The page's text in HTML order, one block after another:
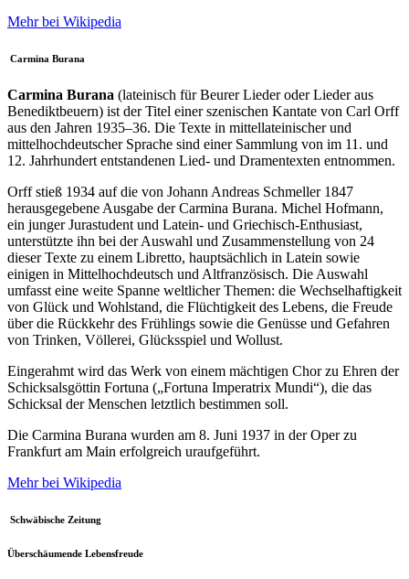
Mehr bei Wikipedia
Carmina Burana
Carmina Burana (lateinisch für Beurer Lieder oder Lieder aus
Benediktbeuern) ist der Titel einer szenischen Kantate von Carl Orff
aus den Jahren 1935–36. Die Texte in mittellateinischer und
mittelhochdeutscher Sprache sind einer Sammlung von im 11. und
12. Jahrhundert entstandenen Lied- und Dramentexten entnommen.
Orff stieß 1934 auf die von Johann Andreas Schmeller 1847
herausgegebene Ausgabe der Carmina Burana. Michel Hofmann,
ein junger Jurastudent und Latein- und Griechisch-Enthusiast,
unterstützte ihn bei der Auswahl und Zusammenstellung von 24
dieser Texte zu einem Libretto, hauptsächlich in Latein sowie
einigen in Mittelhochdeutsch und Altfranzösisch. Die Auswahl
umfasst eine weite Spanne weltlicher Themen: die Wechselhaftigkeit
von Glück und Wohlstand, die Flüchtigkeit des Lebens, die Freude
über die Rückkehr des Frühlings sowie die Genüsse und Gefahren
von Trinken, Völlerei, Glücksspiel und Wollust.
Eingerahmt wird das Werk von einem mächtigen Chor zu Ehren der
Schicksalsgöttin Fortuna („Fortuna Imperatrix Mundi“), die das
Schicksal der Menschen letztlich bestimmen soll.
Die Carmina Burana wurden am 8. Juni 1937 in der Oper zu
Frankfurt am Main erfolgreich uraufgeführt.
Mehr bei Wikipedia
Schwäbische Zeitung
Überschäumende Lebensfreude